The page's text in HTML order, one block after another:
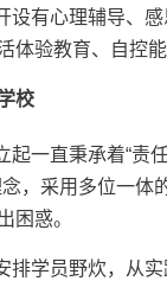
设有心理辅导、
体验教育、自控能
校
起一直秉承着“责
，采用多位一体
困惑。
排学员野炊，从